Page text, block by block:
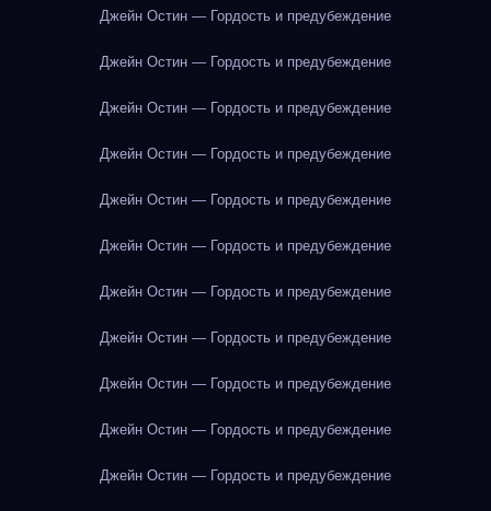
Джейн Остин — Гордость и предубеждение
Джейн Остин — Гордость и предубеждение
Джейн Остин — Гордость и предубеждение
Джейн Остин — Гордость и предубеждение
Джейн Остин — Гордость и предубеждение
Джейн Остин — Гордость и предубеждение
Джейн Остин — Гордость и предубеждение
Джейн Остин — Гордость и предубеждение
Джейн Остин — Гордость и предубеждение
Джейн Остин — Гордость и предубеждение
Джейн Остин — Гордость и предубеждение